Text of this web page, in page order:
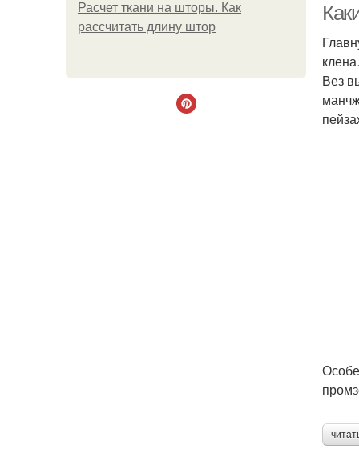
Расчет ткани на шторы. Как
рассчитать длину штор
Вез